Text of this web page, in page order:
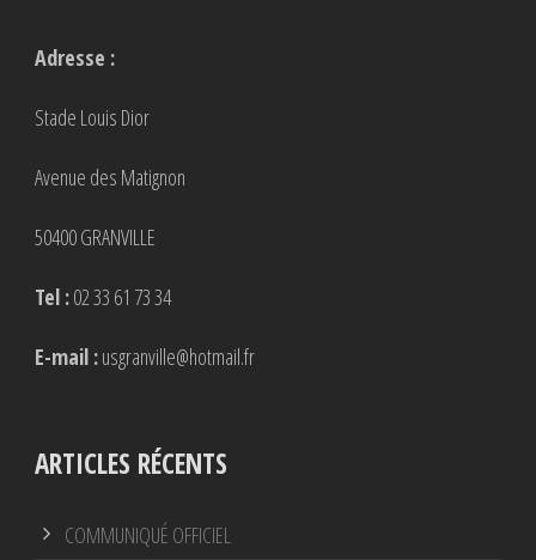
Adresse :
Stade Louis Dior
Avenue des Matignon
50400 GRANVILLE
Tel :02 33 61 73 34
E-mail :usgranville@hotmail.fr
ARTICLES RÉCENTS
COMMUNIQUÉ OFFICIEL